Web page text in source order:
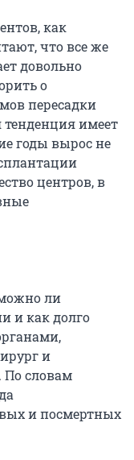
как
что все же
довольно
о
пересадки
тенденция имеет
годы вырос не
центров, в
ли
и как долго
и
По словам
и посмертных